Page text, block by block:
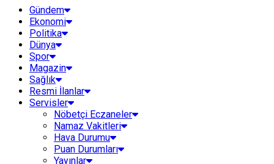
Gündem
Ekonomi
Politika
Dünya
Spor
Magazin
Sağlık
Resmi İlanlar
Servisler
Nöbetçi Eczaneler
Namaz Vakitleri
Hava Durumu
Puan Durumları
Yayınlar